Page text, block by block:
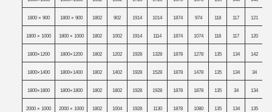
1800 × 900 1800 × 900 1802 902 1914 1014 1874 974 118 117 121
1800 × 1000 1800 × 1000 1802 1002 1914 1114 1874 1074 118 117 120
1800×1200 1800×1200 1802 1202 1928 1328 1878 1278 135 134 142
1800×1400 1800×1400 1802 1402 1928 1528 1878 1478 135 134 34
1800×1800 1800×1800 1802 1802 1928 1928 1878 1878 135 34 134
2000 × 1000 2000 × 1000 1802 1004 1928 1130 1878 1080 135 134 135